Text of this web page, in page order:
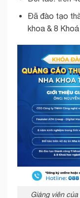
Đã đào tạo
khoa & 8
Giảng viên